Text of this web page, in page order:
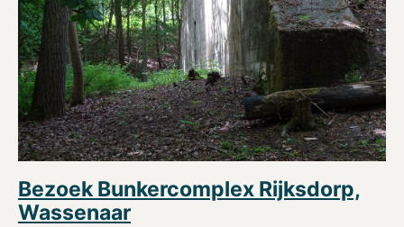
Bezoek Bunkercomplex Rijksdorp,
Wassenaar